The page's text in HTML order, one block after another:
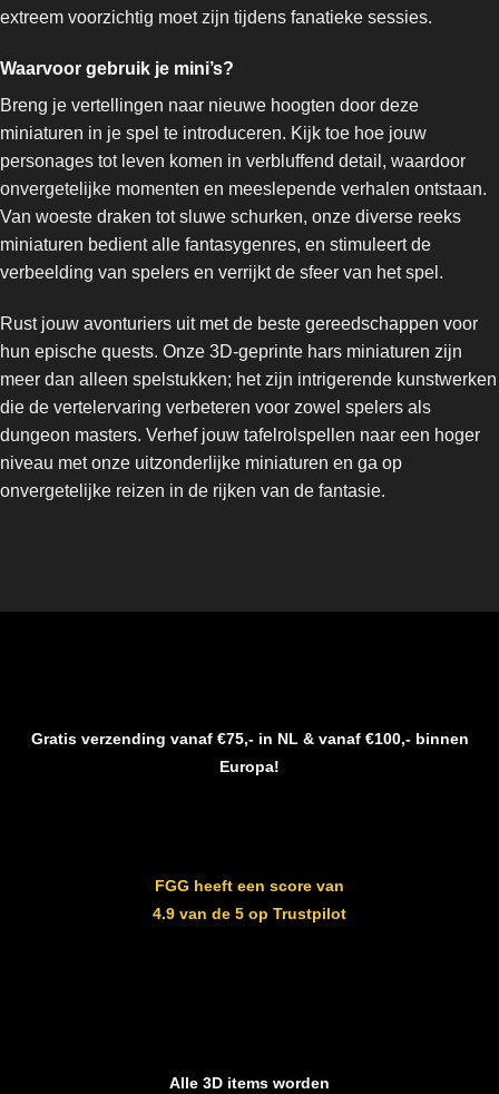
extreem voorzichtig moet zijn tijdens fanatieke sessies.
Waarvoor gebruik je mini’s?
Breng je vertellingen naar nieuwe hoogten door deze
miniaturen in je spel te introduceren. Kijk toe hoe jouw
personages tot leven komen in verbluffend detail, waardoor
onvergetelijke momenten en meeslepende verhalen ontstaan.
Van woeste draken tot sluwe schurken, onze diverse reeks
miniaturen bedient alle fantasygenres, en stimuleert de
verbeelding van spelers en verrijkt de sfeer van het spel.
Rust jouw avonturiers uit met de beste gereedschappen voor
hun epische quests. Onze 3D-geprinte hars miniaturen zijn
meer dan alleen spelstukken; het zijn intrigerende kunstwerken
die de vertelervaring verbeteren voor zowel spelers als
dungeon masters. Verhef jouw tafelrolspellen naar een hoger
niveau met onze uitzonderlijke miniaturen en ga op
onvergetelijke reizen in de rijken van de fantasie.
Gratis verzending vanaf €75,- in NL & vanaf €100,- binnen
Europa!
FGG heeft een score van
4.9 van de 5 op Trustpilot
Alle 3D items worden